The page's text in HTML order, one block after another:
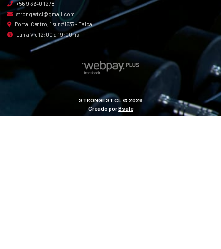
+56 9 3640 1278
strongestcl@gmail.com
Portal Centro, 1 sur #1537 - Talca
Lun a Vie 12:00 a 19:00hrs
STRONGEST.CL © 2026
Creado porBsale